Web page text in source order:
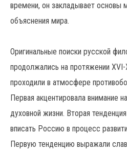
времени, он закладывает основы
объяснения мира.
Оригинальные поиски русской
продолжались на протяжении XVI-
проходили в атмосфере
Первая акцентировала внимание
духовной жизни. Вторая
вписать Россию в процесс
Первую тенденцию выражали